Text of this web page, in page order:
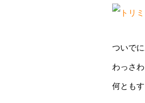
ついで
わっさ
何とも